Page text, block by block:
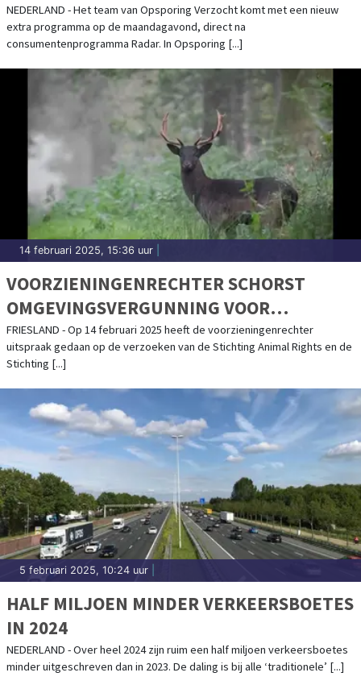
NEDERLAND - Het team van Opsporing Verzocht komt met een nieuw
extra programma op de maandagavond, direct na
consumentenprogramma Radar. In Opsporing [...]
14 februari 2025, 15:36 uur
VOORZIENINGENRECHTER SCHORST
OMGEVINGSVERGUNNING VOOR
AFSCHIETEN DAMHERTEN
FRIESLAND - Op 14 februari 2025 heeft de voorzieningenrechter
uitspraak gedaan op de verzoeken van de Stichting Animal Rights en de
Stichting [...]
5 februari 2025, 10:24 uur
HALF MILJOEN MINDER VERKEERSBOETES
IN 2024
NEDERLAND - Over heel 2024 zijn ruim een half miljoen verkeersboetes
minder uitgeschreven dan in 2023. De daling is bij alle ‘traditionele’ [...]